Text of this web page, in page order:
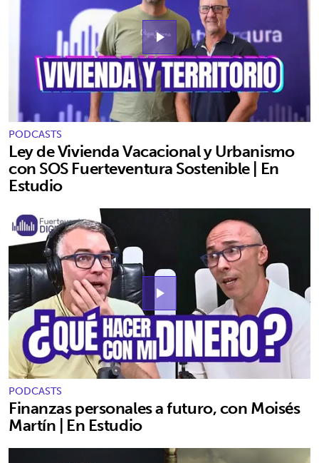
play_arrow
PODCASTS
Ley de Vivienda Vacacional y Urbanismo
con SOS Fuerteventura Sostenible | En
Estudio
play_arrow
PODCASTS
Finanzas personales a futuro, con Moisés
Martín | En Estudio